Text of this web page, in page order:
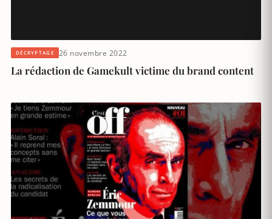
DÉCRYPTAGE 26 novembre 2022
La rédaction de Gamekult victime du brand content